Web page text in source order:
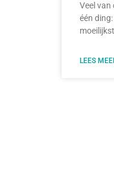
Veel van
één
LEES